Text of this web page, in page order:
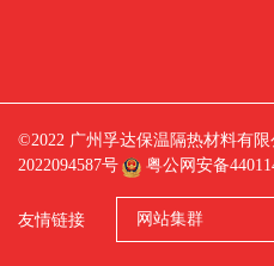
©2022 广州孚达保温隔热材料有
2022094587号
粤公网安备
友情链接 网站集群